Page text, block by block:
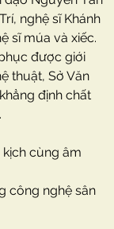
nghệ sĩ Khánh
sĩ múa và xiếc.
được giới
thuật, Sở Văn
định chất
cùng âm
công nghệ sân